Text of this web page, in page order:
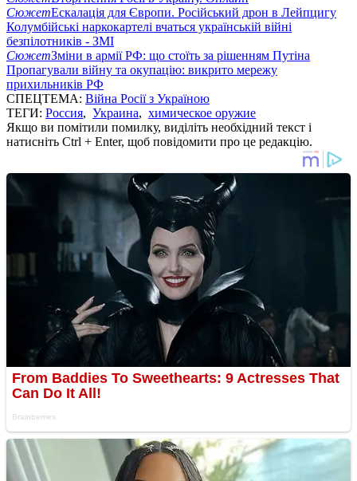
СюжетЕскалація для Європи. Російський дрон в Лейпцигу
Колумбійські наркокартелі вчаться українській війні
безпілотників - ЗМІ
СюжетЗміни в армії РФ: що стоїть за рішенням Путіна
Пропагували війну та окупацію: викрито мережу
прихильників РФ
СПЕЦТЕМА: Війна Росії з Україною
ТЕГИ: Россия, Украина, химическое оружие
Якщо ви помітили помилку, виділіть необхідний текст і
натисніть Ctrl + Enter, щоб повідомити про це редакцію.